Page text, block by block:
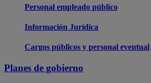
Personal empleado público
Información Jurídica
Cargos públicos y personal eventual
Planes de gobierno